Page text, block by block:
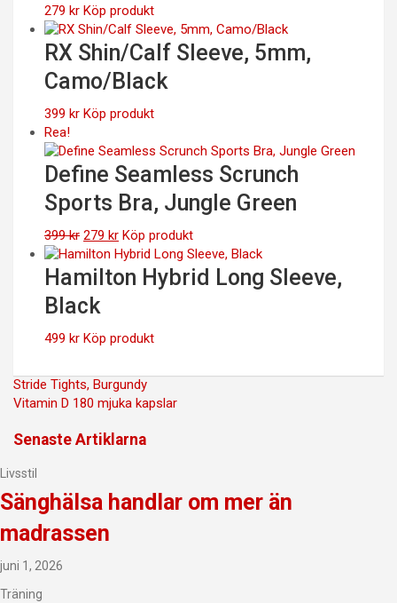
279 kr Köp produkt
RX Shin/Calf Sleeve, 5mm,
Camo/Black
399 kr Köp produkt
Rea!
Define Seamless Scrunch
Sports Bra, Jungle Green
399kr Det
ursprungliga
priset
var:
399 kr.
279 krDet
nuvarande
priset
är:
Köp produkt
Hamilton Hybrid Long Sleeve,
Black
499 kr Köp produkt
Inläggsnavigering
Stride Tights, Burgundy
Vitamin D 180 mjuka kapslar
Senaste Artiklarna
Livsstil
Sänghälsa handlar om mer än
madrassen
juni 1, 2026
Träning